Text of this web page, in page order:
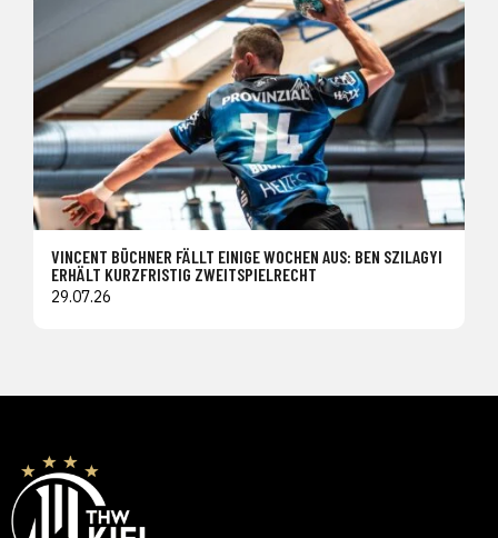
VINCENT BÜCHNER FÄLLT EINIGE WOCHEN AUS: BEN SZILAGYI
ERHÄLT KURZFRISTIG ZWEITSPIELRECHT
29.07.26